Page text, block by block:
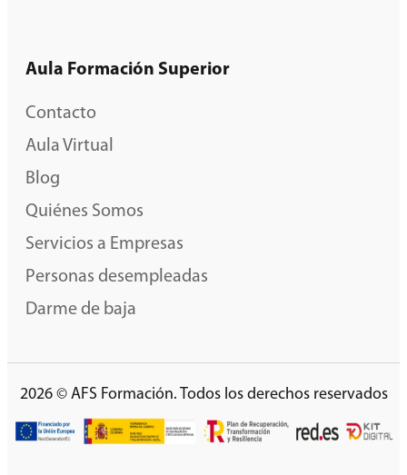
Aula Formación Superior
Contacto
Aula Virtual
Blog
Quiénes Somos
Servicios a Empresas
Personas desempleadas
Darme de baja
2026 © AFS Formación. Todos los derechos reservados